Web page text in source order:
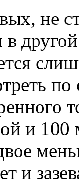
не
и 100
и